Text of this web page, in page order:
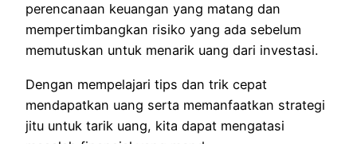
perencanaan keuangan yang matang dan
mempertimbangkan risiko yang ada sebelum
memutuskan untuk menarik uang dari investasi.
Dengan mempelajari tips dan trik cepat
mendapatkan uang serta memanfaatkan strategi
jitu untuk tarik uang, kita dapat mengatasi